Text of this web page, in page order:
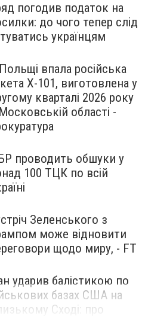
погодив податок на
до чого тепер слід
українцям
впала російська
X-101, виготовлена у
кварталі 2026 року
області -
проводить обшуки у
100 ТЦК по всій
Зеленського з
може відновити
щодо миру, - FT
ударив балістикою по
базах США на
Сході: про